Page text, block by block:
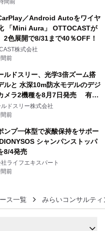
間前
／Android Autoをワイヤ
「Mini Aura」 OTTOCASTが
2色展開で8/31まで40％OFF！
株式会社
前
ルドスリー、光学3倍ズーム搭
ルと 水深10m防水モデルのデジ
メラ2機種を8月7日発売 有効
万画素、用途別に選べるコンデ
場
ドスリー株式会社
前
ンプ一体型で炭酸保持をサポー
シャンパンストッパ
8/4発売
ライフエキスパート
前
ス一覧 みらいコンサルテ